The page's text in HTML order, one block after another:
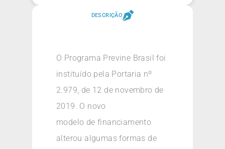
DESCRIÇÃO
O Programa Previne Brasil foi
instituído pela Portaria nº
2.979, de 12 de novembro de
2019. O novo
modelo de financiamento
alterou algumas formas de